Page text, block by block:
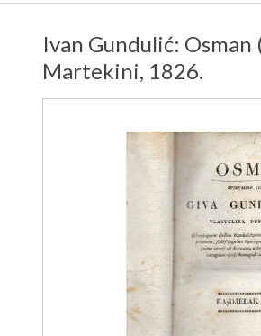
Ivan Gundulić:
Martekini, 1826.